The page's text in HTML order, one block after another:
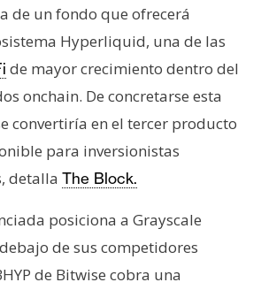
de un fondo que ofrecerá
Hyperliquid, una de las
de mayor crecimiento dentro del
onchain. De concretarse esta
convertiría en el tercer producto
para inversionistas
detalla The Block.
posiciona a Grayscale
de sus competidores
de Bitwise cobra una